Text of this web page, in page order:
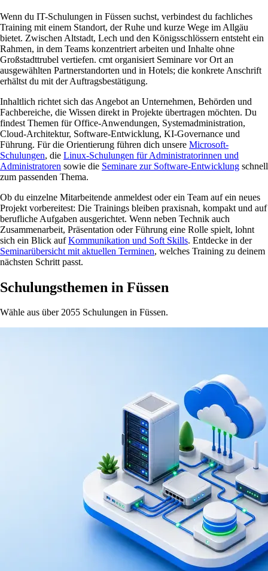
Wenn du IT-Schulungen in Füssen suchst, verbindest du fachliches
Training mit einem Standort, der Ruhe und kurze Wege im Allgäu
bietet. Zwischen Altstadt, Lech und den Königsschlössern entsteht ein
Rahmen, in dem Teams konzentriert arbeiten und Inhalte ohne
Großstadttrubel vertiefen. cmt organisiert Seminare vor Ort an
ausgewählten Partnerstandorten und in Hotels; die konkrete Anschrift
erhältst du mit der Auftragsbestätigung.
Inhaltlich richtet sich das Angebot an Unternehmen, Behörden und
Fachbereiche, die Wissen direkt in Projekte übertragen möchten. Du
findest Themen für Office-Anwendungen, Systemadministration,
Cloud-Architektur, Software-Entwicklung, KI-Governance und
Führung. Für die Orientierung führen dich unsere Microsoft-
Schulungen, die Linux-Schulungen für Administratorinnen und
Administratoren sowie die Seminare zur Software-Entwicklung schnell
zum passenden Thema.
Ob du einzelne Mitarbeitende anmeldest oder ein Team auf ein neues
Projekt vorbereitest: Die Trainings bleiben praxisnah, kompakt und auf
berufliche Aufgaben ausgerichtet. Wenn neben Technik auch
Zusammenarbeit, Präsentation oder Führung eine Rolle spielt, lohnt
sich ein Blick aufKommunikation und Soft Skills. Entdecke in der
Seminarübersicht mit aktuellen Terminen, welches Training zu deinem
nächsten Schritt passt.
Schulungsthemen in Füssen
Wähle aus über 2055 Schulungen in Füssen.